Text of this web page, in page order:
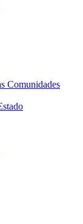
Comunidades